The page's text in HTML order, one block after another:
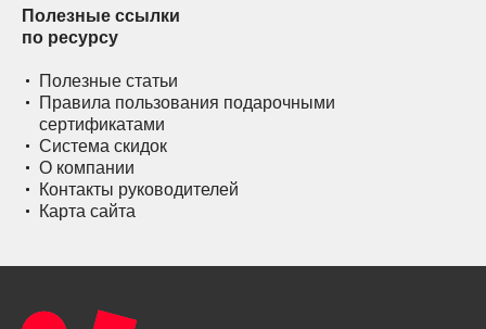
Полезные ссылки
по ресурсу
Полезные статьи
Правила пользования подарочными
сертификатами
Система скидок
О компании
Контакты руководителей
Карта сайта